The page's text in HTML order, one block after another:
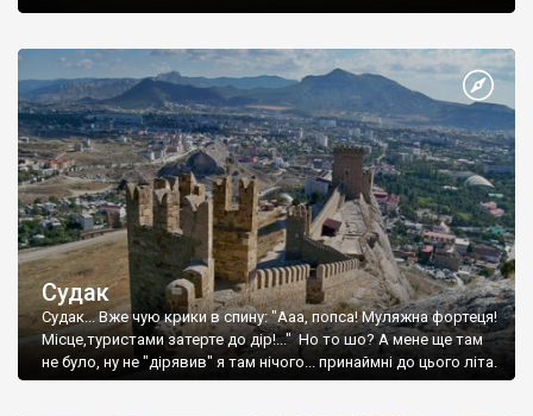
Судак
Судак... Вже чую крики в спину: "Ааа, попса! Муляжна фортеця!
Місце,туристами затерте до дір!..." Но то шо? А мене ще там
не було, ну не "дірявив" я там нічого... принаймні до цього літа.